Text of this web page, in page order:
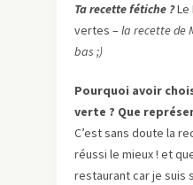
Ta recette fétiche ?Le
vertes –la recette de
bas ;)
Pourquoi avoir
verte ? Que
C’est sans doute la
réussi le mieux ! et
restaurant car je suis